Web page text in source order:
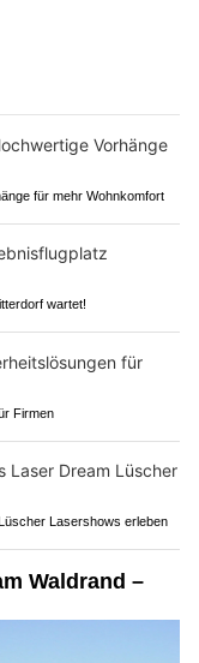
für mehr Wohnkomfort
wartet!
Firmen
Lasershows erleben
Waldrand –